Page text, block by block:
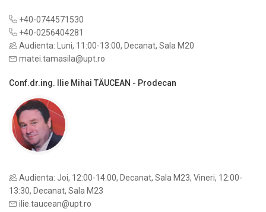
+40-0744571530
+40-0256404281
Audienta: Luni, 11:00-13:00, Decanat, Sala M20
matei.tamasila@upt.ro
Conf.dr.ing. Ilie Mihai TĂUCEAN - Prodecan
Audienta: Joi, 12:00-14:00, Decanat, Sala M23, Vineri, 12:00-
13:30, Decanat, Sala M23
ilie.taucean@upt.ro